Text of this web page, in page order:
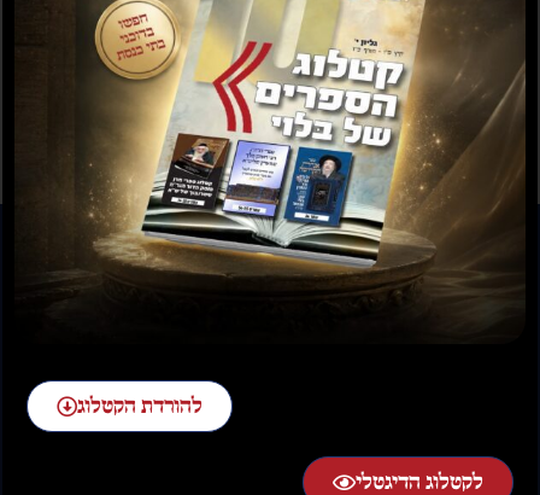
תשועה ברוב יועץ
₪35.00 ₪ 15.00
תשובה מאת הרב ראובן
לויכטר שליטא
₪30.00
להזמנות חייגו:
02-58-58-58-1 שלוחה 2
להורדת הקטלוג
לקטלוג הדיגטלי